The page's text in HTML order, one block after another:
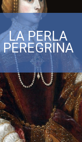
LA PERLA
PEREGRINA